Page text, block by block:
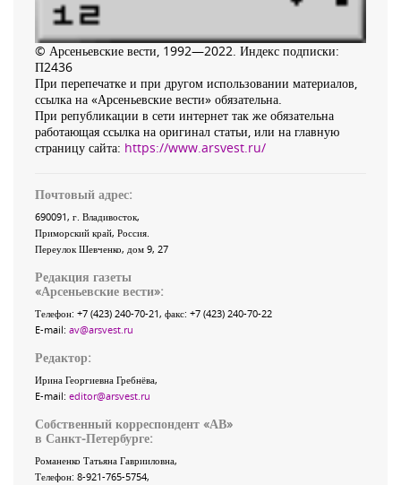
© Арсеньевские вести, 1992—2022. Индекс подписки:
П2436
При перепечатке и при другом использовании материалов,
ссылка на «Арсеньевские вести» обязательна.
При републикации в сети интернет так же обязательна
работающая ссылка на оригинал статьи, или на главную
страницу сайта: https://www.arsvest.ru/
Почтовый адрес:
690091, г. Владивосток,
Приморский край, Россия.
Переулок Шевченко, дом 9, 27
Редакция газеты
«Арсеньевские вести»:
Телефон: +7 (423) 240-70-21, факс: +7 (423) 240-70-22
E-mail: av@arsvest.ru
Редактор:
Ирина Георгиевна Гребнёва,
E-mail: editor@arsvest.ru
Собственный корреспондент «АВ»
в Санкт-Петербурге:
Романенко Татьяна Гаврииловна,
Телефон: 8-921-765-5754,